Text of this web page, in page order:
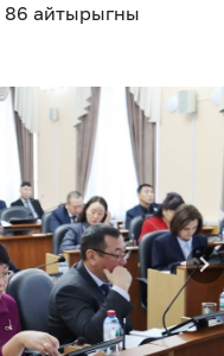
86 айтырыгны